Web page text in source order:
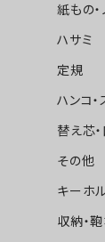
紙もの・
ハサミ
定規
ハンコ
替え芯
その他
キーホ
収納・